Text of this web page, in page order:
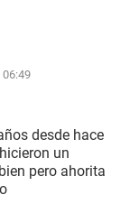
06:49
desde hace
un
pero ahorita